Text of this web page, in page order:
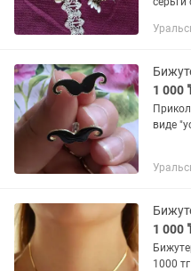
1 000
виде
1 000
1000